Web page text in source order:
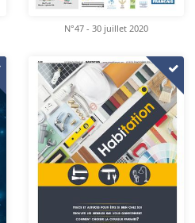
N°47 - 30 juillet 2020